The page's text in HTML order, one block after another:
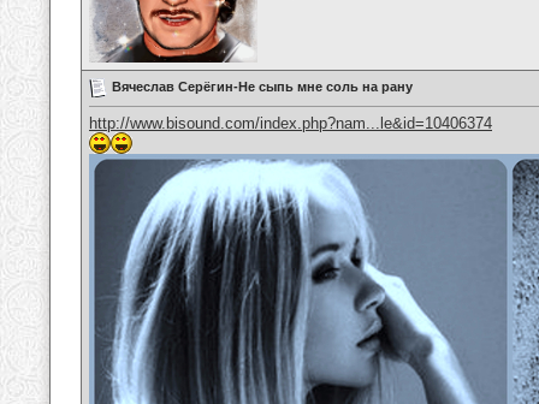
Вячеслав Серёгин-Не сыпь мне соль на рану
http://www.bisound.com/index.php?nam...le&id=10406374